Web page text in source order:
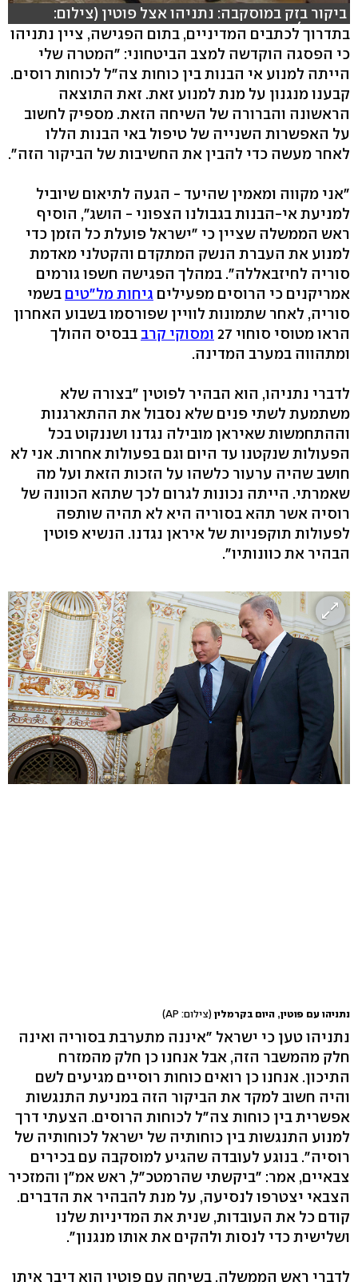
ביקור בזק במוסקבה: נתניהו אצל פוטין (צילום:
רויטרס)
בתדרוך לכתבים המדיניים, בתום הפגישה, ציין נתניהו
כי הפסגה הוקדשה למצב הביטחוני: "המטרה שלי
הייתה למנוע אי הבנות בין כוחות צה"ל לכוחות רוסים.
קבענו מנגנון על מנת למנוע זאת. זאת התוצאה
הראשונה והברורה של השיחה הזאת. מספיק לחשוב
על האפשרות השנייה של טיפול באי הבנות הללו
לאחר מעשה כדי להבין את החשיבות של הביקור הזה".
"אני מקווה ומאמין שהיעד - הגעה לתיאום שיוביל
למניעת אי-הבנות בגבולנו הצפוני - הושג", הוסיף
ראש הממשלה שציין כי "ישראל פועלת כל הזמן כדי
למנוע את העברת הנשק המתקדם והקטלני מאדמת
סוריה לחיזבאללה". במהלך הפגישה חשפו גורמים
אמריקנים כי הרוסים מפעילים גיחות מל"טים בשמי
סוריה, לאחר שתמונות לוויין שפורסמו בשבוע האחרון
הראו מטוסי סוחוי 27
ומסוקי קרב בבסיס ההולך
ומתהווה במערב המדינה.
לדברי נתניהו, הוא הבהיר לפוטין "בצורה שלא
משתמעת לשתי פנים שלא נסבול את ההתארגנות
וההתחמשות שאיראן מובילה נגדנו ושננקוט בכל
הפעולות שנקטנו עד היום וגם בפעולות אחרות. אני לא
חושב שהיה ערעור כלשהו על הזכות הזאת ועל מה
שאמרתי. הייתה נכונות לגרום לכך שתהא הכוונה של
רוסיה אשר תהא בסוריה היא לא תהיה שותפה
לפעולות תוקפניות של איראן נגדנו. הנשיא פוטין
הבהיר את כוונותיו".
נתניהו עם פוטין, היום בקרמלין (צילום: AP)
נתניהו טען כי ישראל "איננה מתערבת בסוריה ואינה
חלק מהמשבר הזה, אבל אנחנו כן חלק מהמזרח
התיכון. אנחנו כן רואים כוחות רוסיים מגיעים לשם
והיה חשוב למקד את הביקור הזה במניעת התנגשות
אפשרית בין כוחות צה"ל לכוחות הרוסים. הצעתי דרך
למנוע התנגשות בין כוחותיה של ישראל לכוחותיה של
רוסיה". בנוגע לעובדה שהגיע למוסקבה עם בכירים
צבאיים, אמר: "ביקשתי שהרמטכ"ל, ראש אמ״ן והמזכיר
הצבאי יצטרפו לנסיעה, על מנת להבהיר את הדברים.
קודם כל את העובדות, שנית את המדיניות שלנו
ושלישית כדי לנסות ולהקים את אותו מנגנון".
לדברי ראש הממשלה, בשיחה עם פוטין הוא דיבר איתו